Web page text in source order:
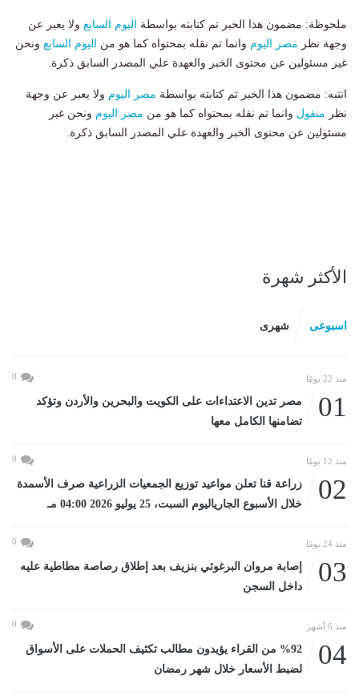
ملحوظة: مضمون هذا الخبر تم كتابته بواسطة اليوم السابع ولا يعبر عن
وجهة نظر مصر اليوم وانما تم نقله بمحتواه كما هو من اليوم السابع ونحن
غير مسئولين عن محتوى الخبر والعهدة علي المصدر السابق ذكرة.
انتبه: مضمون هذا الخبر تم كتابته بواسطة مصر اليوم ولا يعبر عن وجهة
نظر منقول وانما تم نقله بمحتواه كما هو من مصر اليوم ونحن غير
مسئولين عن محتوى الخبر والعهدة علي المصدر السابق ذكرة.
الأكثر شهرة
اسبوعى شهرى
منذ 22 يومًا 0
01
مصر تدين الاعتداءات على الكويت والبحرين والأردن وتؤكد
تضامنها الكامل معها
منذ 12 يومًا 0
02
زراعة قنا تعلن مواعيد توزيع الجمعيات الزراعية صرف الأسمدة
خلال الأسبوع الجارياليوم السبت، 25 يوليو 2026 04:00 مـ
منذ 24 يومًا 0
03
إصابة مروان البرغوثي بنزيف بعد إطلاق رصاصة مطاطية عليه
داخل السجن
منذ 6 أشهر 0
04
%92 من القراء يؤيدون مطالب تكثيف الحملات على الأسواق
لضبط الأسعار خلال شهر رمضان